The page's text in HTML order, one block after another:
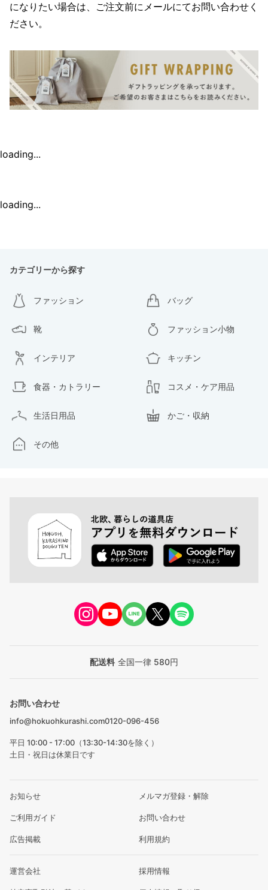
になりたい場合は、ご注文前にメールにてお問い合わせく
ださい。
loading...
loading...
カテゴリーから探す
ファッション バッグ
靴 ファッション小物
インテリア キッチン
食器・カトラリー コスメ・ケア用品
生活日用品 かご・収納
その他
配送料 全国一律 580円
お問い合わせ
info@hokuohkurashi.com0120-096-456
平日 10:00 - 17:00（13:30-14:30を除く）
土日・祝日は休業日です
お知らせ メルマガ登録・解除
ご利用ガイド お問い合わせ
広告掲載 利用規約
運営会社 採用情報